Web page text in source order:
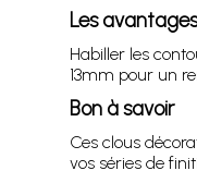
Les
Habiller les
13mm pour un
Bon à savoir
Ces clous
vos séries de